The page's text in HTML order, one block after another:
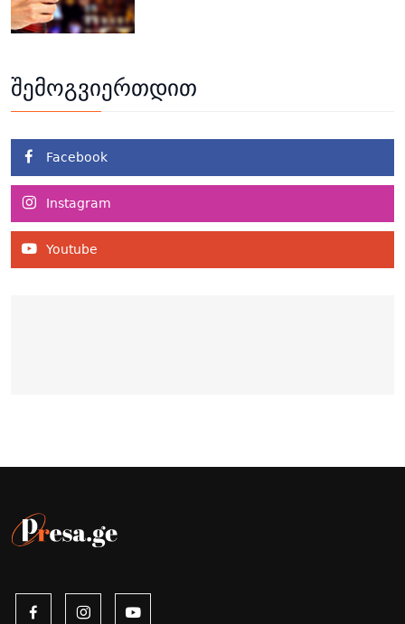
შემოგვიერთდით
Facebook
Instagram
Youtube